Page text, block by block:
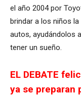
el año 2004 por
brindar a los niños
autos, ayudándolos
tener un sueño.
EL DEBATE
ya se preparan